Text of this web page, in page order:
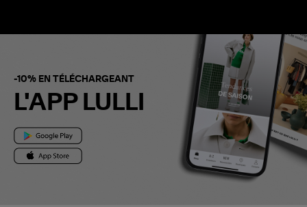
-10% EN TÉLÉCHARGEANT
L'APP LULLI